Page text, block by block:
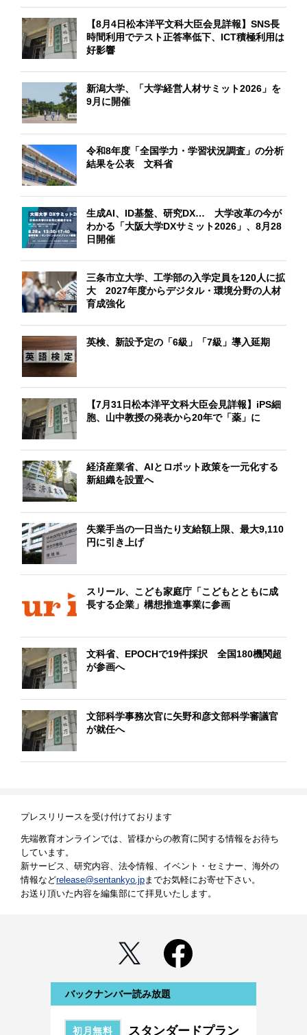
【8月4日松本洋平文科大臣会見詳報】SNS長
時間利用でテスト正答率低下、ICT積極利用は
好影響
新潟大学、「大学経営人材サミット2026」を
9月に開催
令和8年度「全国学力・学習状況調査」の分析
結果を公表 文科省
生成AI、ID基盤、研究DX… 大学改革の今が
わかる「大阪大学DXサミット2026」、8月28
日開催
三条市立大学、工学部の入学定員を120人に拡
大 2027年度からデジタル・環境分野の人材
育成強化
英検、新設予定の「6級」「7級」導入延期
【7月31日松本洋平文科大臣会見詳報】iPS細
胞、山中教授の発表から20年で「薬」に
経済産業省、AIとロボット政策を一元化する
新組織を設置へ
失業手当の一日当たり支給額上限、最大9,110
円に引き上げ
スリール、こども家庭庁「こどもとともに成
長する企業」構想推進事業に参画
文科省、EPOCHで19件採択 全国180機関超
が参画へ
文部科学事務次官に矢野和彦文部科学審議官
が就任へ
プレスリリースを受け付けております
先端教育オンラインでは、皆様からの教育に関する情報をお待ち
しています。
新サービス、研究内容、法令情報、イベント・セミナー、海外の
情報などrelease@sentankyo.jp までお気軽にお寄せ下さい。
お送り頂いた内容を編集部にて拝見いたします。
バックナンバー読み放題
初月無料 スタンダードプラン